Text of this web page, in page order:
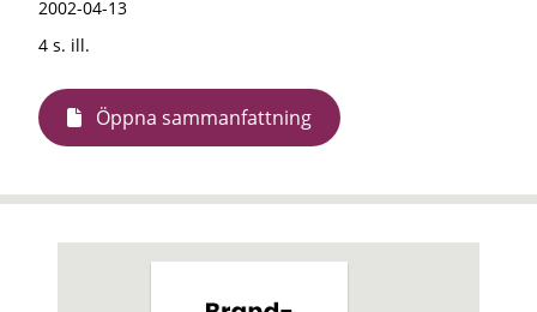
2002-04-13
4 s. ill.
Öppna sammanfattning